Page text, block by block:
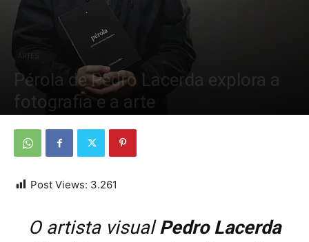
ARTES
Pérola de Pedro Lacerda explora a
fotografia e a arte
Post Views: 3.261
O artista visualPedro Lacerda